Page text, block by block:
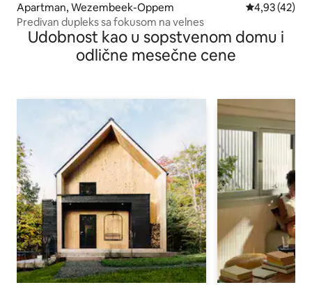
Apartman, Wezembeek-Oppem Prosečna
4,93 (42)
Predivan dupleks sa fokusom na velnes
Udobnost kao u sopstvenom domu i
odlične mesečne cene